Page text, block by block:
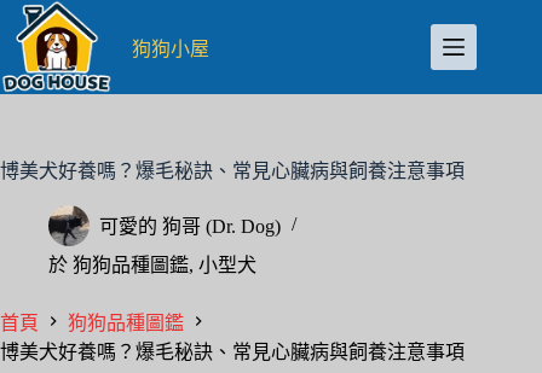
至
主
容
狗狗小屋
博美犬好養嗎？爆毛秘訣、常見心臟病與飼養注意事項
可愛的 狗哥 (Dr. Dog)
於 狗狗品種圖鑑,小型犬
首頁
狗狗品種圖鑑
博美犬好養嗎？爆毛秘訣、常見心臟病與飼養注意事項